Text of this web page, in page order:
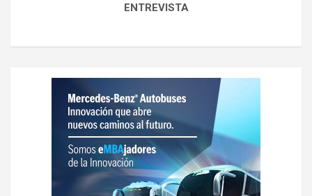
ENTREVISTA